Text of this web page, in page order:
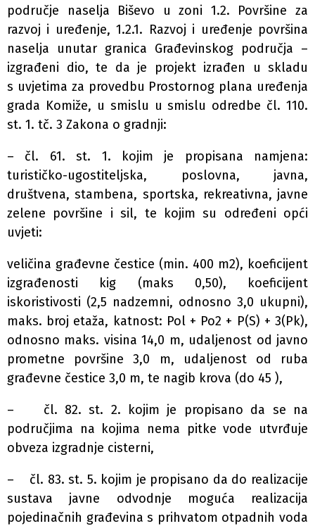
područje naselja Biševo u zoni 1.2. Površine za
razvoj i uređenje, 1.2.1. Razvoj i uređenje površina
naselja unutar granica Građevinskog područja –
izgrađeni dio, te da je projekt izrađen u skladu
s uvjetima za provedbu Prostornog plana uređenja
grada Komiže, u smislu u smislu odredbe čl. 110.
st. 1. tč. 3 Zakona o gradnji:
– čl. 61. st. 1. kojim je propisana namjena:
turističko-ugostiteljska, poslovna, javna,
društvena, stambena, sportska, rekreativna, javne
zelene površine i sil, te kojim su određeni opći
uvjeti:
veličina građevne čestice (min. 400 m2), koeficijent
izgrađenosti kig (maks 0,50), koeficijent
iskoristivosti (2,5 nadzemni, odnosno 3,0 ukupni),
maks. broj etaža, katnost: Pol + Po2 + P(S) + 3(Pk),
odnosno maks. visina 14,0 m, udaljenost od javno
prometne površine 3,0 m, udaljenost od ruba
građevne čestice 3,0 m, te nagib krova (do 45 ),
– čl. 82. st. 2. kojim je propisano da se na
područjima na kojima nema pitke vode utvrđuje
obveza izgradnje cisterni,
– čl. 83. st. 5. kojim je propisano da do realizacije
sustava javne odvodnje moguća realizacija
pojedinačnih građevina s prihvatom otpadnih voda